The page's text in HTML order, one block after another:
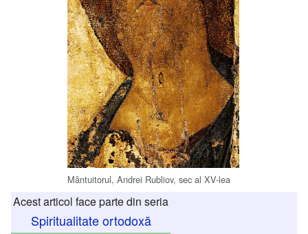
Mântuitorul, Andrei Rubliov, sec al XV-lea
Acest articol face parte din seria
Spiritualitate ortodoxă